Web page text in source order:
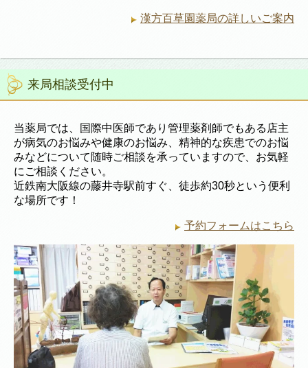
漢方百草園薬局の詳しいご案内
来局相談受付中
当薬局では、国際中医師であり管理薬剤師でもある店主
が病気のお悩みや健康のお悩み、精神的な疾患でのお悩
みなどについて随時ご相談を承っていますので、お気軽
にご相談ください。
近鉄南大阪線の藤井寺駅前すぐ、徒歩約30秒という便利
な場所です！
予約フォームはこちら